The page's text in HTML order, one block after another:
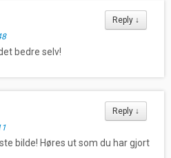
Reply ↓
bedre selv!
Reply ↓
bilde! Høres ut som du har gjort